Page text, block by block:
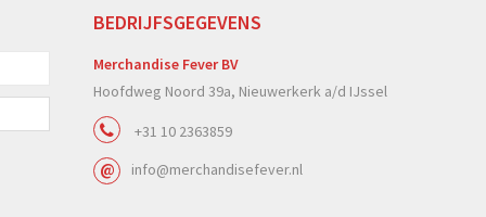
BEDRIJFSGEGEVENS
Merchandise Fever BV
Hoofdweg Noord 39a, Nieuwerkerk a/d IJssel
+31 10 2363859
info@merchandisefever.nl